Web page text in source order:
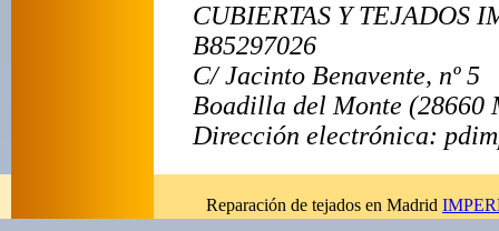
CUBIERTAS Y TEJADOS
B85297026
C/ Jacinto Benavente, nº 5
Boadilla del Monte (28660
Dirección electrónica:
Reparación de tejados en Madrid